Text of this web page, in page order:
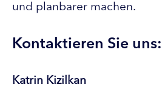
und planbarer machen.
Kontaktieren Sie uns:
Katrin Kizilkan